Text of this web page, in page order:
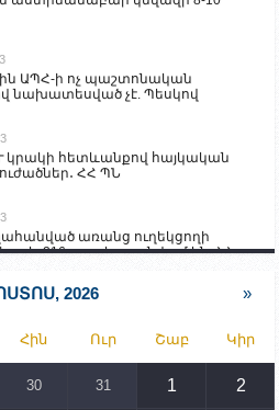
ԱՊՀ-ի ոչ պաշտոնական
նախատեսված չէ. Պեսկով
կրակի հետևանքով հայկական
ՀՀ ՊՆ
առանց ուղեկցողի
և 216 տարեց գտնվում են ՀՀ
հոգածության ներքո
համար շահավետ
հաղորդակցությունների
ոչ՝ միջազգային
2026 »
Հին Ուր Շաբ Կիր
30 31 1 2